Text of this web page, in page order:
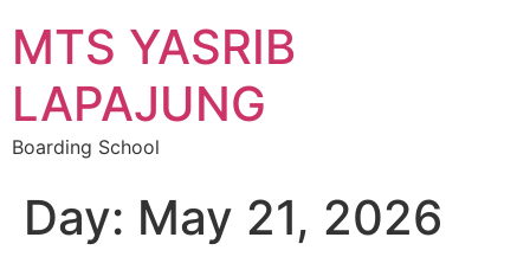
MTS YASRIB
LAPAJUNG
Boarding School
Day: May 21, 2026